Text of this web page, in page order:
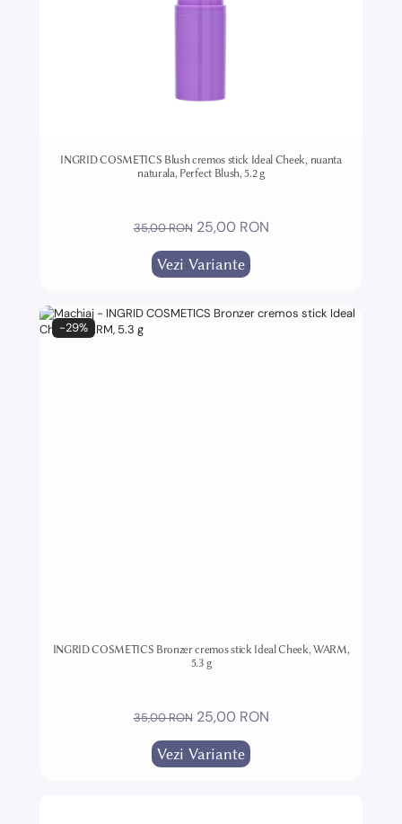
INGRID COSMETICS Blush cremos stick Ideal Cheek, nuanta
naturala, Perfect Blush, 5.2 g
35,00 RON 25,00 RON
Vezi Variante
-29%
INGRID COSMETICS Bronzer cremos stick Ideal Cheek, WARM,
5.3 g
35,00 RON 25,00 RON
Vezi Variante